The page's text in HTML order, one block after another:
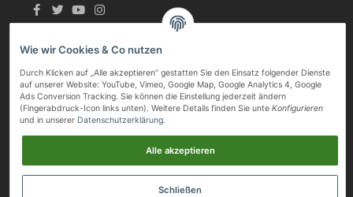
Informationen
Gesetzliche Informationen
Bequem bezahlen
Wie wir Cookies & Co nutzen
Durch Klicken auf „Alle akzeptieren“ gestatten Sie den Einsatz folgender Dienste
auf unserer Website: YouTube, Vimeo, Google Map, Google Analytics 4, Google
Ads Conversion Tracking. Sie können die Einstellung jederzeit ändern
(Fingerabdruck-Icon links unten). Weitere Details finden Sie unte Konfigurieren
und in unserer Datenschutzerklärung.
Alle akzeptieren
Schließen